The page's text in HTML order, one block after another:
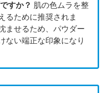
すか？ 肌の色ムラを整
るために推奨されま
ませるため、パウダー
ない端正な印象になり